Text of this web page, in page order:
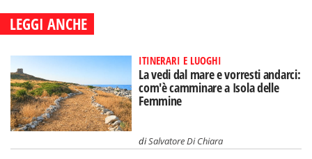
LEGGI ANCHE
ITINERARI E LUOGHI
La vedi dal mare e vorresti andarci:
com'è camminare a Isola delle
Femmine
diSalvatore Di Chiara